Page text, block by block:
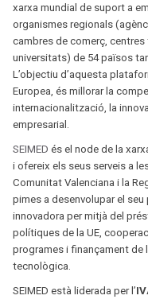
xarxa mundial de suport a
organismes regionals
cambres de comerç,
universitats) de 54 països
L’objectiu d’aquesta
Europea, és millorar la
internacionalització, la
empresarial.
SEIMED és el node de la
i ofereix els seus serveis a
Comunitat Valenciana i la
pimes a desenvolupar el
innovadora per mitjà del
polítiques de la UE,
programes i finançament de
tecnològica.
SEIMED està liderada per l’